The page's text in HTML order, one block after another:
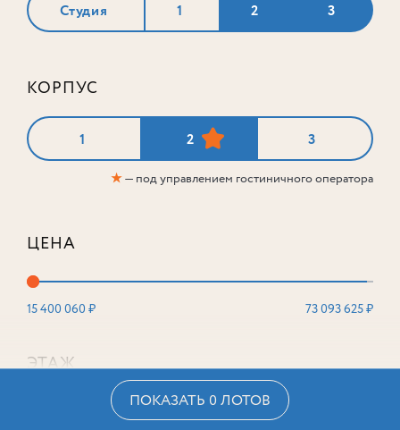
Студия 1 2 3
КОРПУС
1 2 3
★— под управлением гостиничного оператора
ЦЕНА
15 400 060 ₽ 73 093 625 ₽
ЭТАЖ
ПОКАЗАТЬ 0 ЛОТОВ